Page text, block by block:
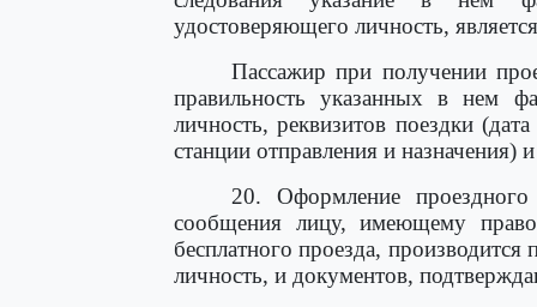
удостоверяющего личность,
Пассажир при получении
правильность указанных в нем
личность, реквизитов поездки
станции отправления и
20. Оформление
сообщения лицу, имеющему
бесплатного проезда,
личность, и документов,